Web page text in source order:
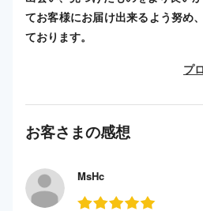
てお客様にお届け出来るよう努め
ております。
プ
お客さまの感想
MsHc